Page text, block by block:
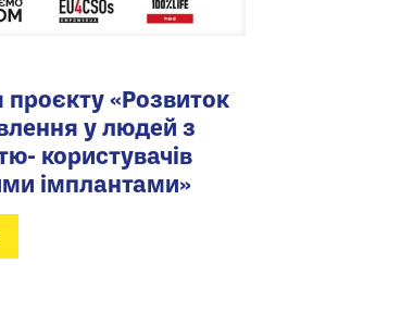
проєкту «Розвиток
у людей з
користувачів
імплантами»